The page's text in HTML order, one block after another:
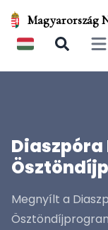
Magyarország
Megnyílt a